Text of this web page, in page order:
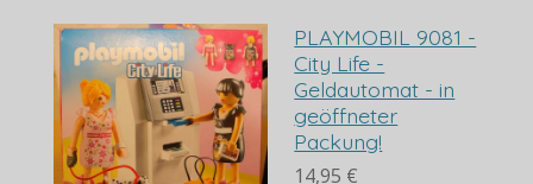
PLAYMOBIL 9081 -
City Life -
Geldautomat - in
geöffneter
Packung!
14,95 €